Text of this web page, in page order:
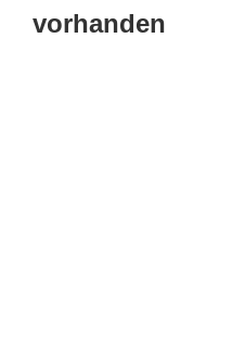
vorhanden